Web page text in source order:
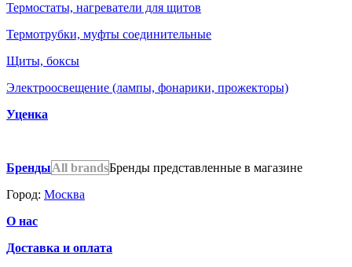
Термостаты, нагреватели для щитов
Термотрубки, муфты соединительные
Щиты, боксы
Электроосвещение (лампы, фонарики, прожекторы)
Уценка
БрендыAll brandsБренды представленные в магазине
Город: Москва
О нас
Доставка и оплата